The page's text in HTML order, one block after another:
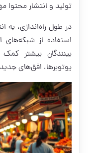
تولید و انتشار محتوا
در طول راه‌اندازی، به
استفاده از
بینندگان بیشتر
یوتوبرها، افق‌های